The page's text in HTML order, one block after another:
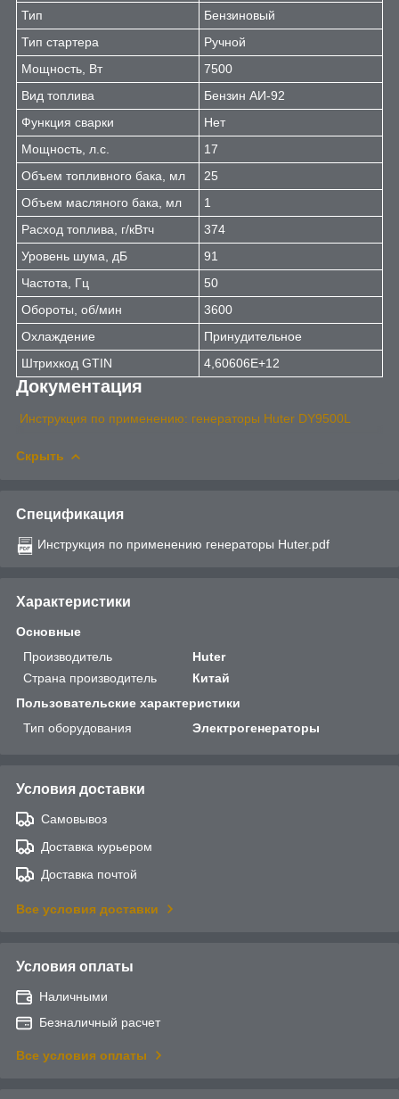
Тип
Бензиновый
Тип стартера
Ручной
Мощность, Вт
7500
Вид топлива
Бензин АИ-92
Функция сварки
Нет
Мощность, л.с.
17
Объем топливного бака, мл
25
Объем масляного бака, мл
1
Расход топлива, г/кВтч
374
Уровень шума, дБ
91
Частота, Гц
50
Обороты, об/мин
3600
Охлаждение
Принудительное
Штрихкод GTIN
4,60606E+12
Документация
Инструкция по применению: генераторы Huter DY9500L
Скрыть
Спецификация
Инструкция по применению генераторы Huter.pdf
Характеристики
Основные
Производитель
Huter
Страна производитель
Китай
Пользовательские характеристики
Тип оборудования
Электрогенераторы
Условия доставки
Самовывоз
Доставка курьером
Доставка почтой
Все условия доставки
Условия оплаты
Наличными
Безналичный расчет
Все условия оплаты